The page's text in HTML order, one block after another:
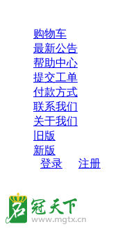
购物车
最新公告
帮助中心
提交工单
付款方式
联系我们
关于我们
旧版
新版
登录
注册